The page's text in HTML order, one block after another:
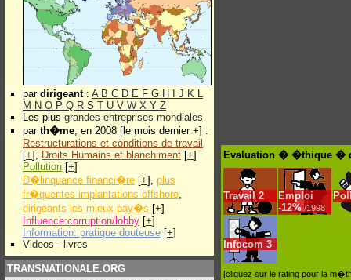
par dirigeant: A B C D E F G H J K L
M N O P Q R S T U V W X Y Z
Les plus grandes entreprises mondiales
par th�me, en 2008 [le mois dernier +] :
Restructurations et conditions de travail
[+], Droits Humains et blanchiment [+]
Pollution [+]
D�linquance financi�re [+], plus
fr�quentes implantations offshore,
dirigeants les mieux pay�s [+]
Influence:corruption/lobby [+]
Information: pratique douteuse [+]
Videos - livres
TRANSNATIONALE.ORG
Evaluation � �thique �
Travail 2
Emploi
-12% /1998
Infocom 3
[cliquez sur le rating pour la